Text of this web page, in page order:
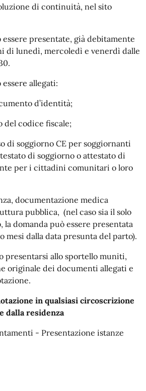
di continuità, nel sito
presentate, già debitamente
di lunedì, mercoledì e venerdì dalle
essere allegati:
d’identità;
codice fiscale;
di soggiorno CE per soggiornanti
di soggiorno o attestato di
per i cittadini comunitari o loro
documentazione medica
pubblica, (nel caso sia il solo
la domanda può essere presentata
mesi dalla data presunta del parto).
presentarsi allo sportello muniti,
originale dei documenti allegati e
in qualsiasi circoscrizione
dalla residenza
- Presentazione istanze